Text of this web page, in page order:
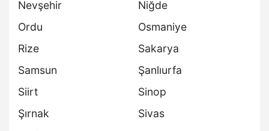
Nevşehir
Niğde
Ordu
Osmaniye
Rize
Sakarya
Samsun
Şanlıurfa
Siirt
Sinop
Şırnak
Sivas